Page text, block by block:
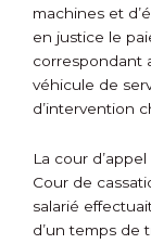
machines et
en justice le
correspondant
véhicule de
d’intervention
La cour
Cour de
salarié
d’un temps de